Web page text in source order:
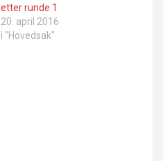
etter runde 1
20. april 2016
i "Hovedsak"